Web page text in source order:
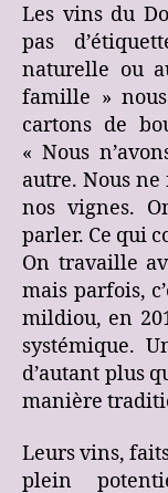
Les vins du
pas
naturelle ou
famille »
cartons de
« Nous
autre. Nous
nos vignes.
parler. Ce qui
On travaille
mais parfois,
mildiou, en
systémique.
d’autant plus
manière
Leurs vins,
plein